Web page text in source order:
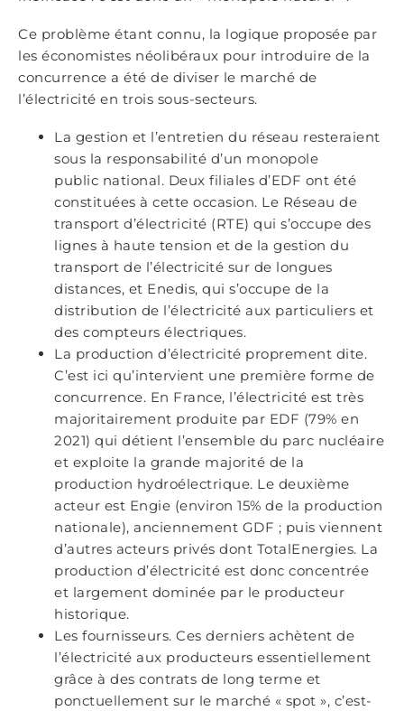
Ce problème étant connu, la logique proposée par
les économistes néolibéraux pour introduire de la
concurrence a été de diviser le marché de
l’électricité en trois sous-secteurs.
La gestion et l’entretien du réseau resteraient
sous la responsabilité d’un monopole
public national. Deux filiales d’EDF ont été
constituées à cette occasion. Le Réseau de
transport d’électricité (RTE) qui s’occupe des
lignes à haute tension et de la gestion du
transport de l’électricité sur de longues
distances, et Enedis, qui s’occupe de la
distribution de l’électricité aux particuliers et
des compteurs électriques.
La production d’électricité proprement dite.
C’est ici qu’intervient une première forme de
concurrence. En France, l’électricité est très
majoritairement produite par EDF (79% en
2021) qui détient l’ensemble du parc nucléaire
et exploite la grande majorité de la
production hydroélectrique. Le deuxième
acteur est Engie (environ 15% de la production
nationale), anciennement GDF ; puis viennent
d’autres acteurs privés dont TotalEnergies. La
production d’électricité est donc concentrée
et largement dominée par le producteur
historique.
Les fournisseurs. Ces derniers achètent de
l’électricité aux producteurs essentiellement
grâce à des contrats de long terme et
ponctuellement sur le marché « spot », c’est-